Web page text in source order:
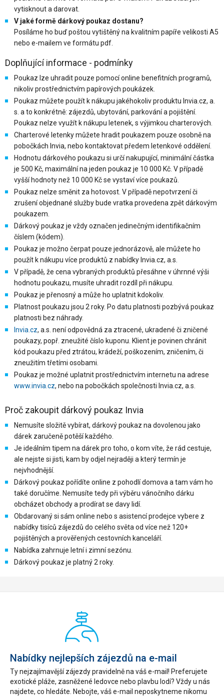
vytisknout a darovat.
V jaké formě dárkový poukaz dostanu?
Posíláme ho buď poštou vytištěný na kvalitním papíře velikosti A5
nebo e-mailem ve formátu pdf.
Doplňující informace - podmínky
Poukaz lze uhradit pouze pomocí online benefitních programů,
nikoliv prostřednictvím papírových poukázek.
Poukaz můžete použít k nákupu jakéhokoliv produktu Invia.cz, a.
s. a to konkrétně: zájezdů, ubytování, parkování a pojištění.
Poukaz nelze využít k nákupu letenek, s výjimkou charterových.
Charterové letenky můžete hradit poukazem pouze osobně na
pobočkách Invia, nebo kontaktovat předem letenkové oddělení.
Hodnotu dárkového poukazu si určí nakupující, minimální částka
je 500 Kč, maximální na jeden poukaz je 10 000 Kč. V případě
vyšší hodnoty než 10 000 Kč se vystaví více poukazů.
Poukaz nelze směnit za hotovost. V případě nepotvrzení či
zrušení objednané služby bude vratka provedena zpět dárkovým
poukazem.
Dárkový poukaz je vždy označen jedinečným identifikačním
číslem (kódem).
Poukaz je možno čerpat pouze jednorázově, ale můžete ho
použít k nákupu více produktů z nabídky Invia.cz, a.s.
V případě, že cena vybraných produktů přesáhne v úhrnné výši
hodnotu poukazu, musíte uhradit rozdíl při nákupu.
Poukaz je přenosný a může ho uplatnit kdokoliv.
Platnost poukazu jsou 2 roky. Po datu platnosti pozbývá poukaz
platnosti bez náhrady.
Invia.cz, a.s. není odpovědná za ztracené, ukradené či zničené
poukazy, popř. zneužité číslo kuponu. Klient je povinen chránit
kód poukazu před ztrátou, krádeží, poškozením, zničením, či
zneužitím třetími osobami.
Poukaz je možné uplatnit prostřednictvím internetu na adrese
www.invia.cz, nebo na pobočkách společnosti Invia.cz, a.s.
Proč zakoupit dárkový poukaz Invia
Nemusíte složitě vybírat, dárkový poukaz na dovolenou jako
dárek zaručeně potěší každého.
Je ideálním tipem na dárek pro toho, o kom víte, že rád cestuje,
ale nejste si jisti, kam by odjel nejraději a který termín je
nejvhodnější.
Dárkový poukaz pořídíte online z pohodlí domova a tam vám ho
také doručíme. Nemusíte tedy při výběru vánočního dárku
obcházet obchody a prodírat se davy lidí.
Obdarovaný si sám online nebo s asistencí prodejce vybere z
nabídky tisíců zájezdů do celého světa od více než 120+
pojištěných a prověřených cestovních kanceláří.
Nabídka zahrnuje letní i zimní sezónu.
Dárkový poukaz je platný 2 roky.
Nabídky nejlepších zájezdů na e-mail
Ty nejzajímavější zájezdy pravidelně na váš e-mail! Preferujete
exotické pláže, zasněžené ledovce nebo plavbu lodí? Vždy u nás
najdete, co hledáte. Nebojte, váš e-mail neposkytneme nikomu